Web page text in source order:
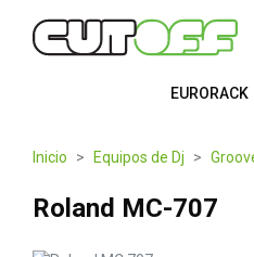
EURORACK
Inicio Equipos de Dj
Roland MC-707